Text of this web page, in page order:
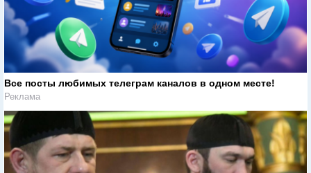
Все посты любимых телеграм каналов в одном месте!
Реклама